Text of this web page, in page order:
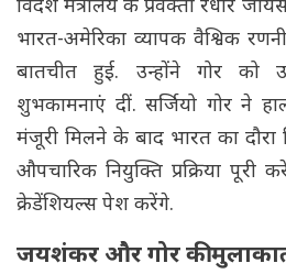
विदेश मंत्रालय के प्रवक्ता रंधीर
भारत-अमेरिका व्यापक वैश्विक
बातचीत हुई. उन्होंने गोर को
शुभकामनाएं दीं. सर्जियो गोर ने
मंजूरी मिलने के बाद भारत का
औपचारिक नियुक्ति प्रक्रिया पूरी
क्रेडेंशियल्स पेश करेंगे.
जयशंकर और गोर की